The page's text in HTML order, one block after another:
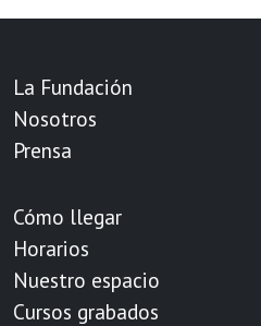
La Fundación
Nosotros
Prensa
Cómo llegar
Horarios
Nuestro espacio
Cursos grabados